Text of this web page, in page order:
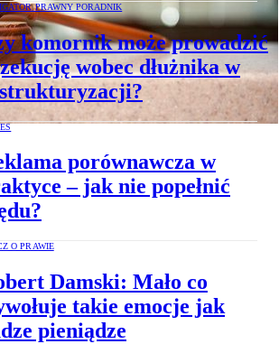
PRAWNY PORADNIK
komornik może prowadzić
wobec dłużnika w
porównawcza w
– jak nie popełnić
O PRAWIE
Damski: Mało co
takie emocje jak
pieniądze